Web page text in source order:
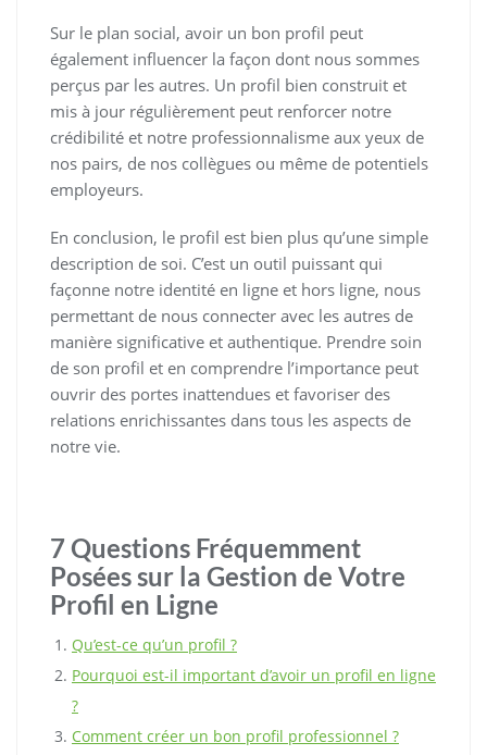
Sur le plan social, avoir un bon profil peut
également influencer la façon dont nous sommes
perçus par les autres. Un profil bien construit et
mis à jour régulièrement peut renforcer notre
crédibilité et notre professionnalisme aux yeux de
nos pairs, de nos collègues ou même de potentiels
employeurs.
En conclusion, le profil est bien plus qu’une simple
description de soi. C’est un outil puissant qui
façonne notre identité en ligne et hors ligne, nous
permettant de nous connecter avec les autres de
manière significative et authentique. Prendre soin
de son profil et en comprendre l’importance peut
ouvrir des portes inattendues et favoriser des
relations enrichissantes dans tous les aspects de
notre vie.
7 Questions Fréquemment
Posées sur la Gestion de Votre
Profil en Ligne
Qu’est-ce qu’un profil ?
Pourquoi est-il important d’avoir un profil en ligne
?
Comment créer un bon profil professionnel ?